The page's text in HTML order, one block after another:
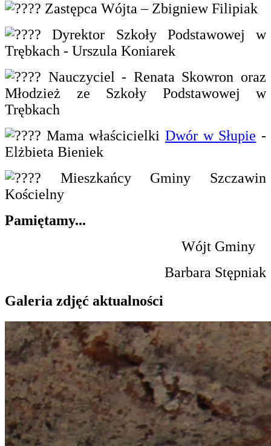
Zastępca Wójta – Zbigniew Filipiak
Dyrektor Szkoły Podstawowej w
Trębkach - Urszula Koniarek
Nauczyciel - Renata Skowron oraz
Młodzież ze Szkoły Podstawowej w
Trębkach
Mama właścicielki Dwór w Słupie -
Elżbieta Bieniek
Mieszkańcy Gminy Szczawin
Kościelny
Pamiętamy...
Wójt Gminy
Barbara Stępniak
Galeria zdjęć aktualności